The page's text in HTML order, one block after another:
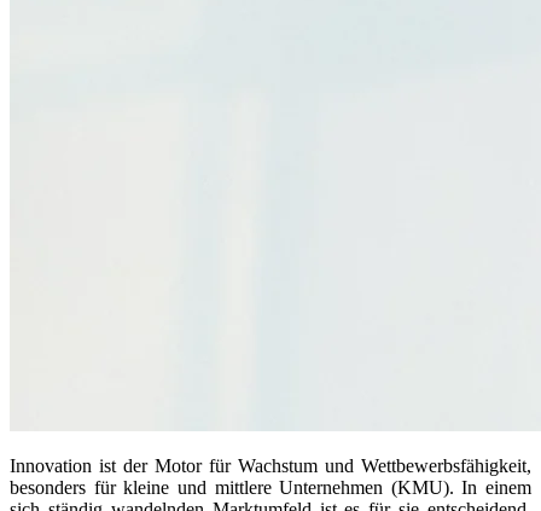
Innovation ist der Motor für Wachstum und Wettbewerbsfähigkeit,
besonders für kleine und mittlere Unternehmen (KMU). In einem